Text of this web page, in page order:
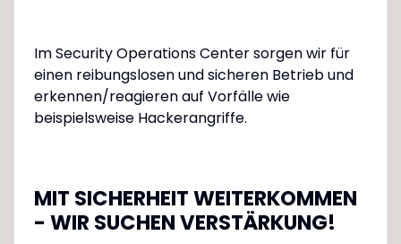
Im Security Operations Center sorgen wir für
einen reibungslosen und sicheren Betrieb und
erkennen/reagieren auf Vorfälle wie
beispielsweise Hackerangriffe.
MIT SICHERHEIT WEITERKOMMEN
- WIR SUCHEN VERSTÄRKUNG!